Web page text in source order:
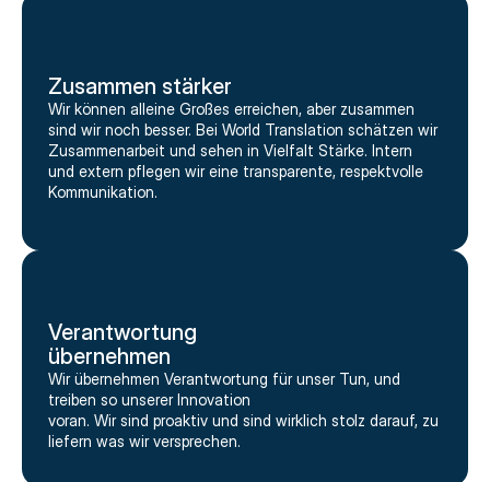
Zusammen stärker
Wir können alleine Großes erreichen, aber zusammen
sind wir noch besser. Bei World Translation schätzen wir
Zusammenarbeit und sehen in Vielfalt Stärke. Intern
und extern pflegen wir eine transparente, respektvolle
Kommunikation.
Verantwortung
übernehmen
Wir übernehmen Verantwortung für unser Tun, und
treiben so unserer Innovation
voran. Wir sind proaktiv und sind wirklich stolz darauf, zu
liefern was wir versprechen.